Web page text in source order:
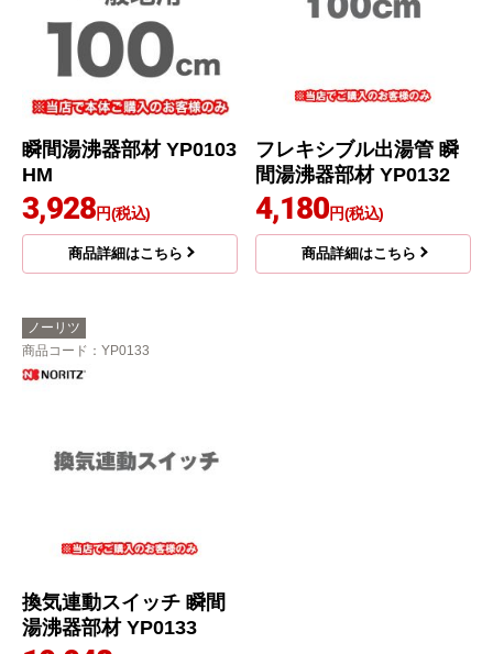
瞬間湯沸器部材 YP0103
HM
3,928円(税込)
商品詳細はこちら
フレキシブル出湯管 瞬
間湯沸器部材 YP0132
4,180円(税込)
商品詳細はこちら
ノーリツ
商品コード ：YP0133
換気連動スイッチ 瞬間
湯沸器部材 YP0133